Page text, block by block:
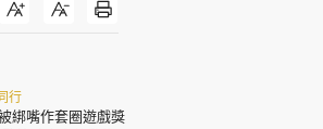
行
綁嘴作套圈遊戲獎